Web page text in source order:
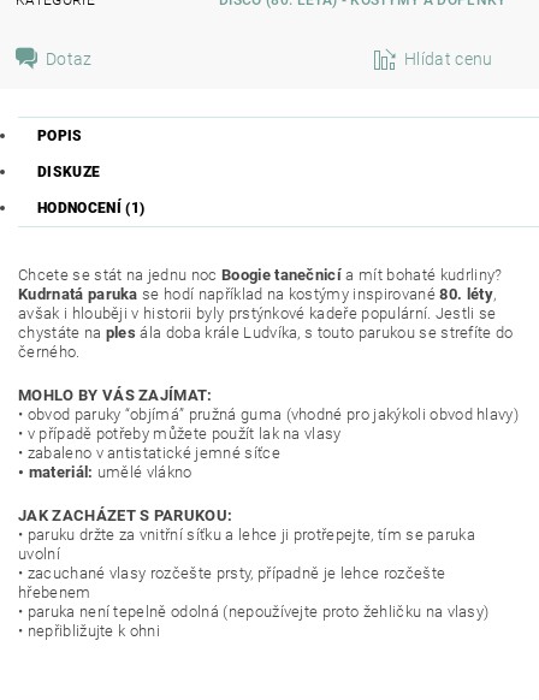
Dotaz Hlídat cenu
POPIS
DISKUZE
HODNOCENÍ (1)
Chcete se stát na jednu noc Boogie tanečnicía mít bohaté kudrliny?
Kudrnatá paruka se hodí například na kostýmy inspirované80. léty,
avšak i hlouběji v historii byly prstýnkové kadeře populární. Jestli se
chystáte na ples ála doba krále Ludvíka, s touto parukou se strefíte do
černého.
MOHLO BY VÁS ZAJÍMAT:
• obvod paruky “objímá” pružná guma (vhodné pro jakýkoli obvod hlavy)
• v případě potřeby můžete použít lak na vlasy
• zabaleno v antistatické jemné síťce
• materiál: umělé vlákno
JAK ZACHÁZET S PARUKOU:
• paruku držte za vnitřní síťku a lehce ji protřepejte, tím se paruka
uvolní
• zacuchané vlasy rozčešte prsty, případně je lehce rozčešte
hřebenem
• paruka není tepelně odolná (nepoužívejte proto žehličku na vlasy)
• nepřibližujte k ohni